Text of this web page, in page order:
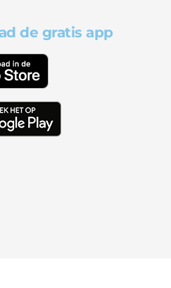
de gratis app